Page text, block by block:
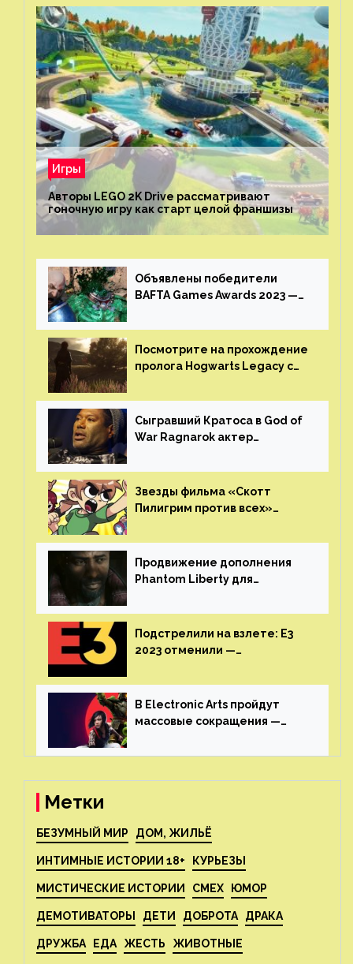
Игры
Авторы LEGO 2K Drive рассматривают
гоночную игру как старт целой франшизы
Объявлены победители
BAFTA Games Awards 2023 —
получила шесть наград
Посмотрите на прохождение
пролога Hogwarts Legacy с
GamesVoice показала первые
результаты своего труда
Сыгравший Кратоса в God of
War Ragnarok актер
игроков прекратить
консольные войны
Звезды фильма «Скотт
Пилигрим против всех»
аниме от Netflix
Продвижение дополнения
Phantom Liberty для
июне
Подстрелили на взлете: E3
2023 отменили —
выставка не вернется
В Electronic Arts пройдут
массовые сокращения —
реструктуризацию
Метки
БЕЗУМНЫЙ МИР ДОМ, ЖИЛЬЁ
ИНТИМНЫЕ ИСТОРИИ 18+ КУРЬЕЗЫ
МИСТИЧЕСКИЕ ИСТОРИИ СМЕХ ЮМОР
ДЕМОТИВАТОРЫ ДЕТИ ДОБРОТА ДРАКА
ДРУЖБА ЕДА ЖЕСТЬ ЖИВОТНЫЕ